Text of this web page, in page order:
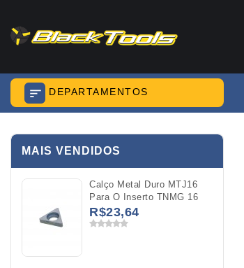
DEPARTAMENTOS
MAIS VENDIDOS
Calço Metal Duro MTJ16
Para O Inserto TNMG 16
R$23,64